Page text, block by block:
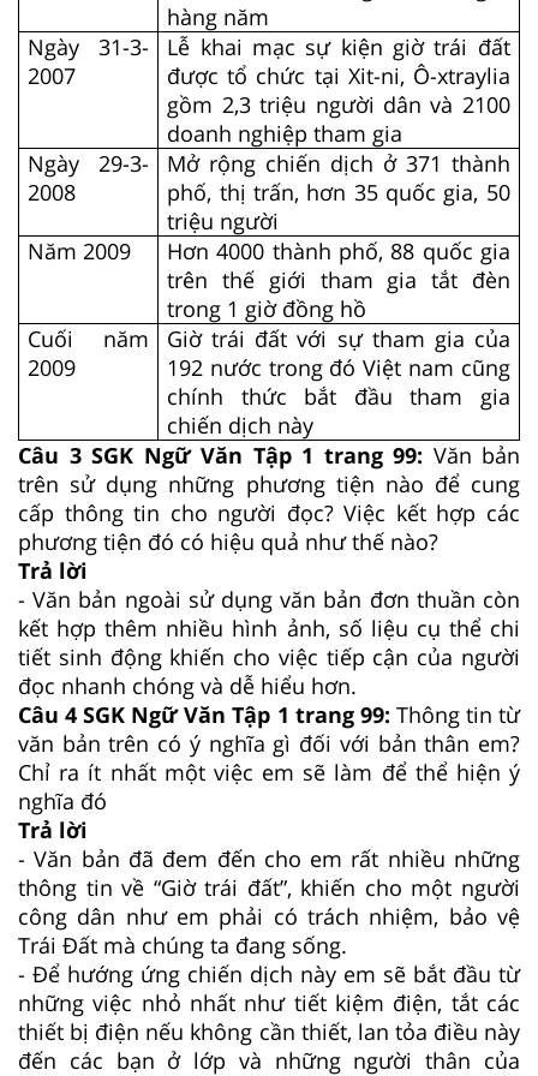
hàng năm
Ngày 31-3-
2007
Lễ khai mạc sự kiện giờ trái đất
được tổ chức tại Xit-ni, Ô-xtraylia
gồm 2,3 triệu người dân và 2100
doanh nghiệp tham gia
Ngày 29-3-
2008
Mở rộng chiến dịch ở 371 thành
phố, thị trấn, hơn 35 quốc gia, 50
triệu người
Năm 2009
Hơn 4000 thành phố, 88 quốc gia
trên thế giới tham gia tắt đèn
trong 1 giờ đồng hồ
Cuối năm
2009
Giờ trái đất với sự tham gia của
192 nước trong đó Việt nam cũng
chính thức bắt đầu tham gia
chiến dịch này
Câu 3 SGK Ngữ Văn Tập 1 trang 99: Văn bản
trên sử dụng những phương tiện nào để cung
cấp thông tin cho người đọc? Việc kết hợp các
phương tiện đó có hiệu quả như thế nào?
Trả lời
- Văn bản ngoài sử dụng văn bản đơn thuần còn
kết hợp thêm nhiều hình ảnh, số liệu cụ thể chi
tiết sinh động khiến cho việc tiếp cận của người
đọc nhanh chóng và dễ hiểu hơn.
Câu 4 SGK Ngữ Văn Tập 1 trang 99: Thông tin từ
văn bản trên có ý nghĩa gì đối với bản thân em?
Chỉ ra ít nhất một việc em sẽ làm để thể hiện ý
nghĩa đó
Trả lời
- Văn bản đã đem đến cho em rất nhiều những
thông tin về “Giờ trái đất”, khiến cho một người
công dân như em phải có trách nhiệm, bảo vệ
Trái Đất mà chúng ta đang sống.
- Để hướng ứng chiến dịch này em sẽ bắt đầu từ
những việc nhỏ nhất như tiết kiệm điện, tắt các
thiết bị điện nếu không cần thiết, lan tỏa điều này
đến các bạn ở lớp và những người thân của